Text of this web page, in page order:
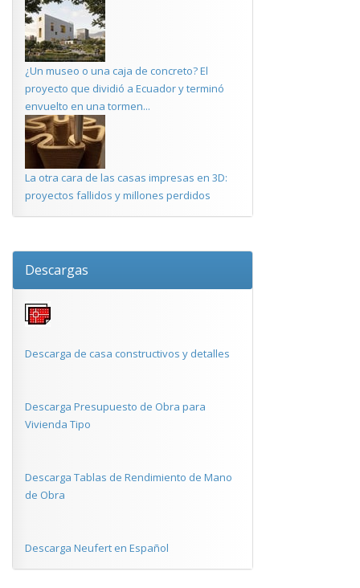
¿Un museo o una caja de concreto? El
proyecto que dividió a Ecuador y terminó
envuelto en una tormen...
La otra cara de las casas impresas en 3D:
proyectos fallidos y millones perdidos
Descargas
Descarga de casa constructivos y detalles
Descarga Presupuesto de Obra para
Vivienda Tipo
Descarga Tablas de Rendimiento de Mano
de Obra
Descarga Neufert en Español